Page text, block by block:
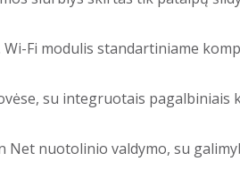
Wi-Fi modulis standartiniame
su integruotais
Net nuotolinio valdymo, su